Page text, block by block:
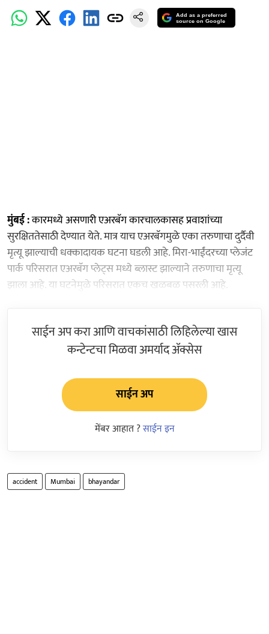
Add as a preferred
source on Google
मुंबई :कारमध्ये असणारी एअरबॅग कारचालकासह प्रवाशांच्या
सुरक्षिततेसाठी देण्यात येते. मात्र याच एअरबॅगमुळे एका तरुणाचा दुर्दैवी
मृत्यू झाल्याची धक्कादायक घटना घडली आहे. मिरा-भाईंदरच्या प्लेजंट
पार्क परिसरात एअरबॅग प्लेट्स मध्ये ब्लास्ट झाल्याने तरुणाचा मृत्यू
झाला आहे. या घटनेमुळे परिसरात एकच खळबळ पसरली आहे.
साईन अप करा आणि वाचकांसाठी लिहिलेल्या खास
कन्टेन्टचा मिळवा अमर्याद ॲक्सेस
साईन अप
मेंबर आहात ?साईन इन
accident Mumbai bhayandar